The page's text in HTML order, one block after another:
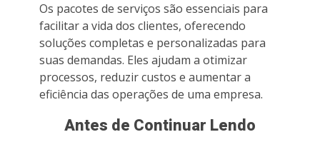
Os pacotes de serviços são essenciais para
facilitar a vida dos clientes, oferecendo
soluções completas e personalizadas para
suas demandas. Eles ajudam a otimizar
processos, reduzir custos e aumentar a
eficiência das operações de uma empresa.
Antes de Continuar Lendo